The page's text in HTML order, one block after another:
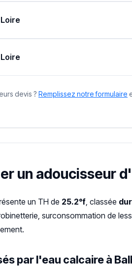
devis ? Remplissez notre formulaire
un adoucisseur
un TH de 25.2°f, classée
surconsommation de
par l'eau calcaire à